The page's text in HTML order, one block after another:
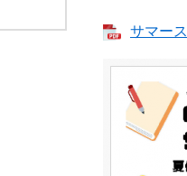
サマー